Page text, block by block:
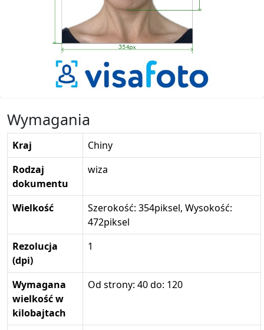
Wymagania
Kraj
Chiny
Rodzaj
dokumentu
wiza
Wielkość
Szerokość: 354piksel, Wysokość:
472piksel
Rezolucja
(dpi)
1
Wymagana
wielkość w
kilobajtach
Od strony: 40 do: 120